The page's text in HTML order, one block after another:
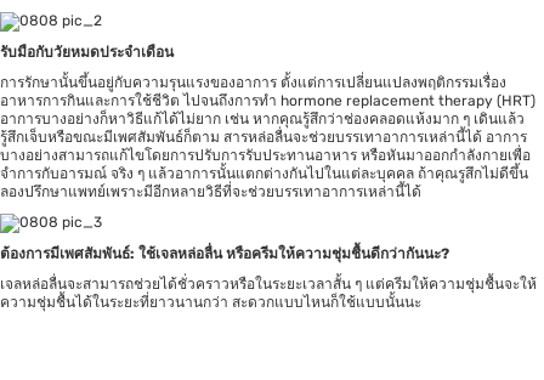
รับมือกับวัยหมดประจำเดือน
การรักษานั้นขึ้นอยู่กับความรุนแรงของอาการ ตั้งแต่การเปลี่ยนแปลงพฤติกรรมเรื่อง
อาหารการกินและการใช้ชีวิต ไปจนถึงการทำ hormone replacement therapy (HRT)
อาการบางอย่างก็หาวิธีแก้ได้ไม่ยาก เช่น หากคุณรู้สึกว่าช่องคลอดแห้งมาก ๆ เดินแล้ว
รู้สึกเจ็บหรือขณะมีเพศสัมพันธ์ก็ตาม สารหล่อลื่นจะช่วยบรรเทาอาการเหล่านี้ได้ อาการ
บางอย่างสามารถแก้ไขโดยการปรับการรับประทานอาหาร หรือหันมาออกกำลังกายเพื่อ
จำการกับอารมณ์ จริง ๆ แล้วอาการนั้นแตกต่างกันไปในแต่ละบุคคล ถ้าคุณรูสึกไม่ดีขึ้น
ลองปรึกษาแพทย์เพราะมีอีกหลายวิธีที่จะช่วยบรรเทาอาการเหล่านี้ได้
ต้องการมีเพศสัมพันธ์: ใช้เจลหล่อลื่น หรือครีมให้ความชุ่มชื้นดีกว่ากันนะ?
เจลหล่อลื่นจะสามารถช่วยได้ชั่วคราวหรือในระยะเวลาสั้น ๆ แต่ครีมให้ความชุ่มชื้นจะให้
ความชุ่มชื้นได้ในระยะที่ยาวนานกว่า สะดวกแบบไหนก็ใช้แบบนั้นนะ